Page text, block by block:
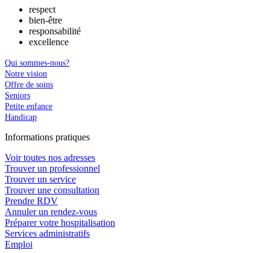
respect
bien-être
responsabilité
excellence
Qui sommes-nous?
Notre vision
Offre de soins
Seniors
Petite enfance
Handicap
Informations pratiques
Voir toutes nos adresses
Trouver un professionnel
Trouver un service
Trouver une consultation
Prendre RDV
Annuler un rendez-vous
Préparer votre hospitalisation
Services administratifs
Emploi​